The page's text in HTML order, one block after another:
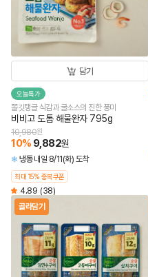
담기
오늘특가
쫄깃탱글 식감과 굴소스의 진한 풍미
비비고 도톰 해물완자 795g
10,980원
10% 9,882원
냉동 내일 8/11(화) 도착
최대 15% 중복쿠폰
4.89 (38)
골라담기